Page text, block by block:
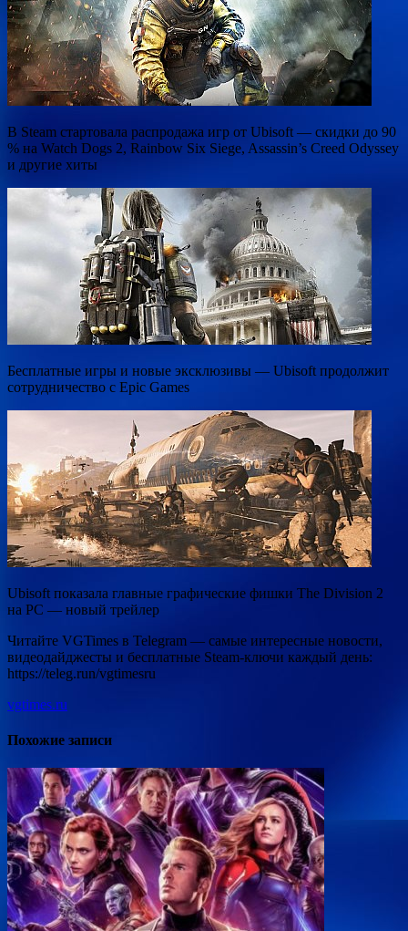
В Steam стартовала распродажа игр от Ubisoft — скидки до 90
% на Watch Dogs 2, Rainbow Six Siege, Assassin’s Creed Odyssey
и другие хиты
Бесплатные игры и новые эксклюзивы — Ubisoft продолжит
сотрудничество с Epic Games
Ubisoft показала главные графические фишки The Division 2
на PC — новый трейлер
Читайте VGTimes в Telegram — самые интересные новости,
видеодайджесты и бесплатные Steam-ключи каждый день:
https://teleg.run/vgtimesru
vgtimes.ru
Похожие записи